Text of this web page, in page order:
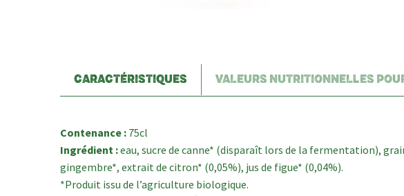
CARACTÉRISTIQUES VALEURS NUTRITIONNELLES
Contenance : 75cl
Ingrédient :eau, sucre de canne* (disparaît lors de la fermentation),
gingembre*, extrait de citron* (0,05%), jus de figue* (0,04%).
*Produit issu de l’agriculture biologique.